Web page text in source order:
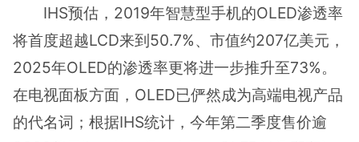
IHS预估，2019年智慧型手机的OLED渗透率
将首度超越LCD来到50.7%、市值约207亿美元，
2025年OLED的渗透率更将进一步推升至73%。
在电视面板方面，OLED已俨然成为高端电视产品
的代名词；根据IHS统计，今年第二季度售价逾